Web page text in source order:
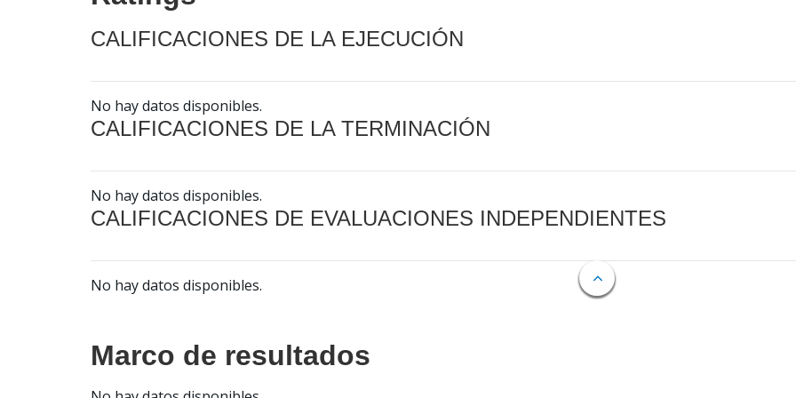
CALIFICACIONES DE LA EJECUCIÓN
No hay datos disponibles.
CALIFICACIONES DE LA TERMINACIÓN
No hay datos disponibles.
CALIFICACIONES DE EVALUACIONES INDEPENDIENTES
No hay datos disponibles.
Marco de resultados